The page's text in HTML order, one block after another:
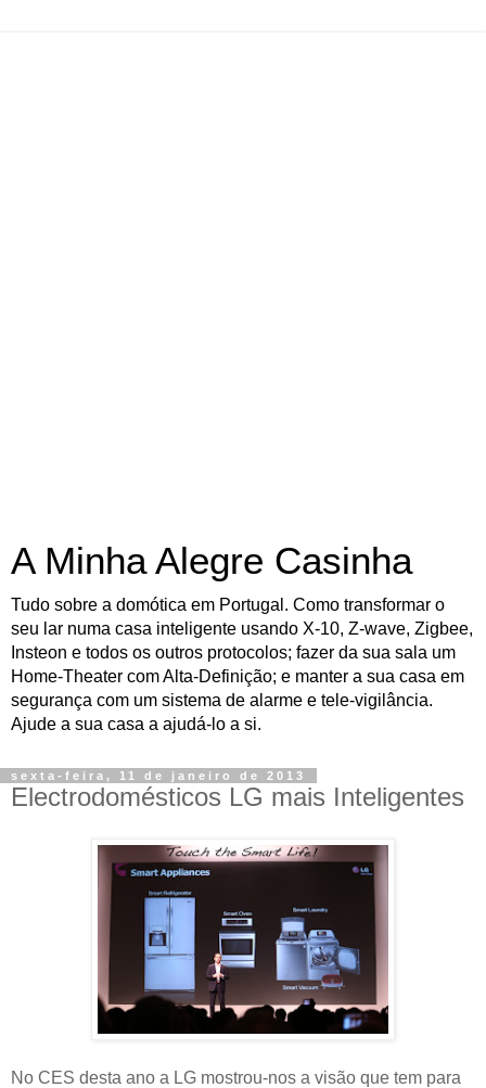
A Minha Alegre Casinha
Tudo sobre a domótica em Portugal. Como transformar o
seu lar numa casa inteligente usando X-10, Z-wave, Zigbee,
Insteon e todos os outros protocolos; fazer da sua sala um
Home-Theater com Alta-Definição; e manter a sua casa em
segurança com um sistema de alarme e tele-vigilância.
Ajude a sua casa a ajudá-lo a si.
sexta-feira, 11 de janeiro de 2013
Electrodomésticos LG mais Inteligentes
No CES desta ano a LG mostrou-nos a visão que tem para